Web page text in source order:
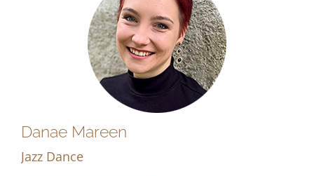
Danae Mareen
Jazz Dance